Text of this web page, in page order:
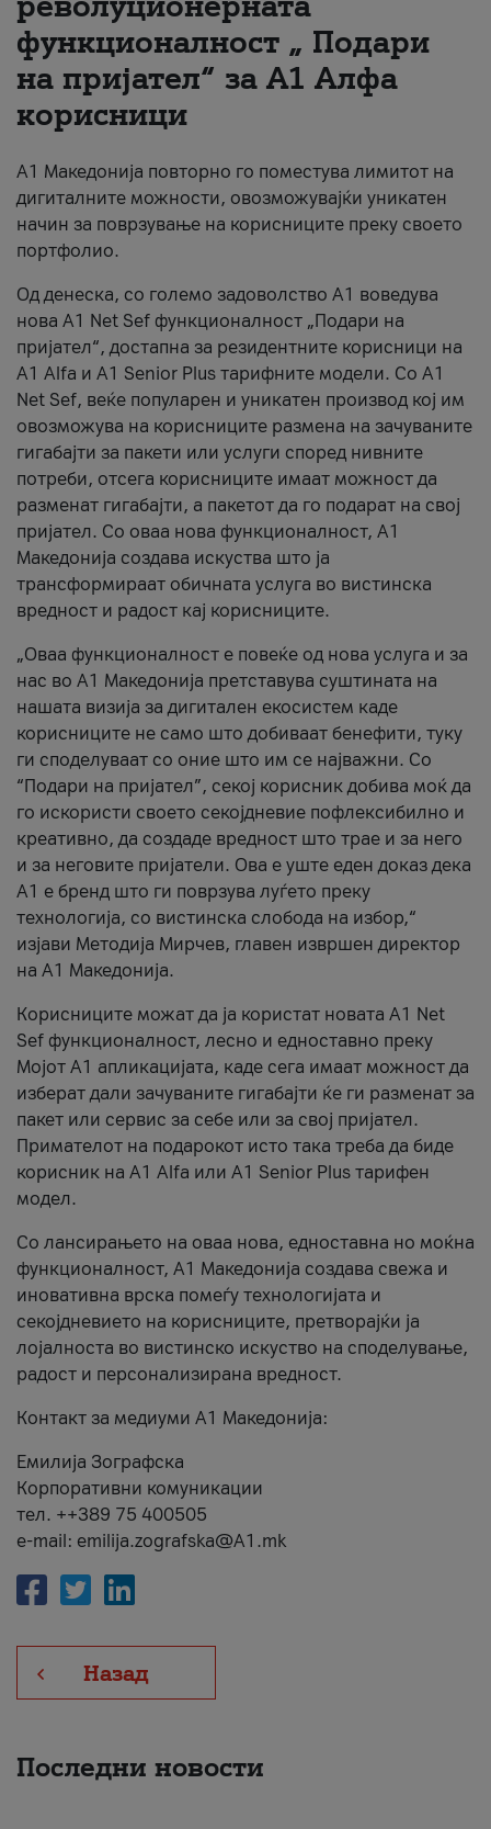
За нас
#ПодобарОнлајн
функционалност „ Подари
на пријател“ за А1 Алфа
корисници
А1 Македонија повторно го поместува лимитот на
дигиталните можности, овозможувајќи уникатен
начин за поврзување на корисниците преку своето
портфолио.
Од денеска, со големо задоволство А1 воведува
нова A1 Net Sef функционалност „Подари на
пријател“, достапна за резидентните корисници на
А1 Alfa и A1 Senior Plus тарифните модели. Со A1
Net Sef, веќе популарен и уникатен производ кој им
овозможува на корисниците размена на зачуваните
гигабајти за пакети или услуги според нивните
потреби, отсега корисниците имаат можност да
разменат гигабајти, а пакетот да го подарат на свој
пријател. Со оваа нова функционалност, А1
Македонија создава искуства што ја
трансформираат обичната услуга во вистинска
вредност и радост кај корисниците.
„Оваа функционалност е повеќе од нова услуга и за
нас во А1 Македонија претставува суштината на
нашата визија за дигитален екосистем каде
корисниците не само што добиваат бенефити, туку
ги споделуваат со оние што им се најважни. Со
“Подари на пријател”, секој корисник добива моќ да
го искористи своето секојдневие пофлексибилно и
креативно, да создаде вредност што трае и за него
и за неговите пријатели. Ова е уште еден доказ дека
А1 е бренд што ги поврзува луѓето преку
технологија, со вистинска слобода на избор,“
изјави Методија Мирчев, главен извршен директор
на А1 Македонија.
Корисниците можат да ја користат новата А1 Net
Sef функционалност, лесно и едноставно преку
Мојот А1 апликацијата, каде сега имаат можност да
изберат дали зачуваните гигабајти ќе ги разменат за
пакет или сервис за себе или за свој пријател.
Примателот на подарокот исто така треба да биде
корисник на А1 Alfa или A1 Senior Plus тарифен
модел.
Со лансирањето на оваа нова, едноставна но моќна
функционалност, А1 Македонија создава свежа и
иновативна врска помеѓу технологијата и
секојдневието на корисниците, претворајќи ја
лојалноста во вистинско искуство на споделување,
радост и персонализирана вредност.
Контакт за медиуми А1 Македонија:
Емилија Зографска
Корпоративни комуникации
тел. ++389 75 400505
e-mail: emilija.zografska@A1.mk
Назад
Последни новости